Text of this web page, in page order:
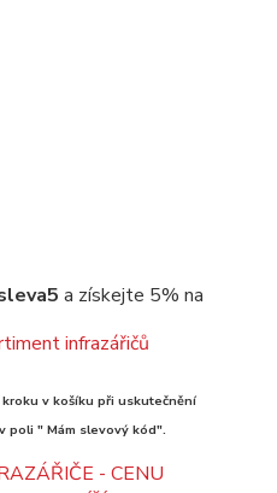
a získejte 5% na
infrazářičů
v košíku při uskutečnění
poli " Mám slevový kód".